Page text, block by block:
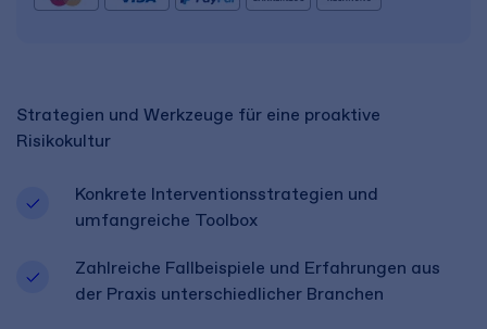
Strategien und Werkzeuge für eine proaktive
Risikokultur
Konkrete Interventionsstrategien und
umfangreiche Toolbox
Zahlreiche Fallbeispiele und Erfahrungen aus
der Praxis unterschiedlicher Branchen